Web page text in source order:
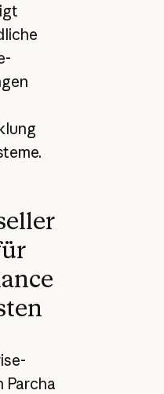
Parcha